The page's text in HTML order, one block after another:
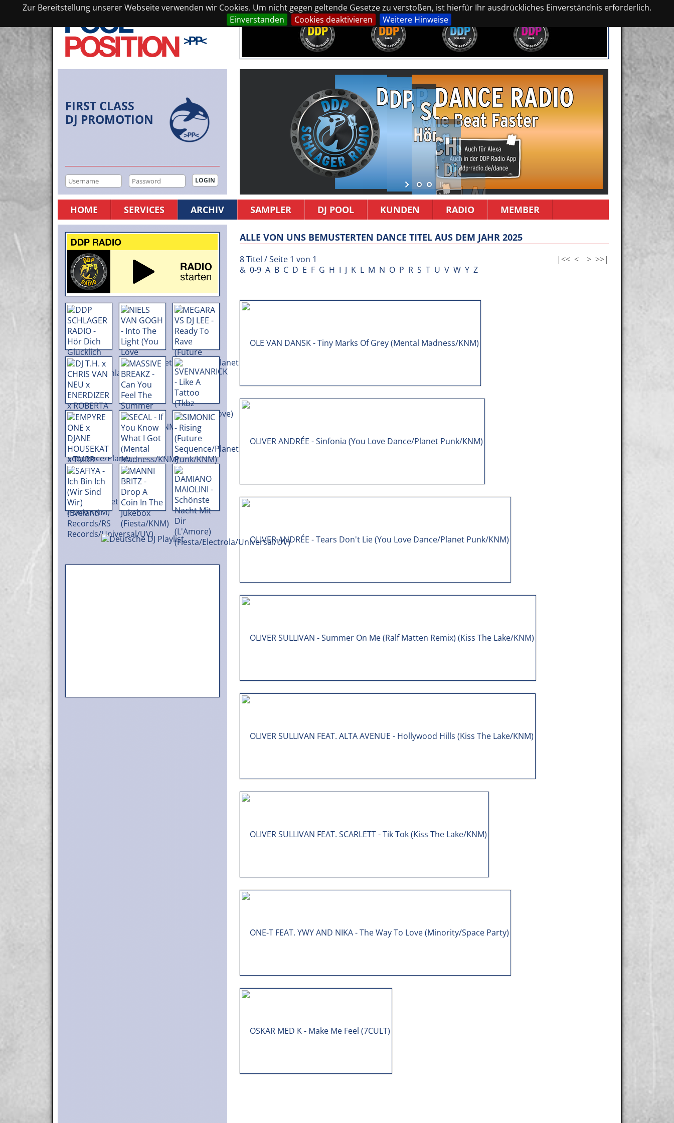
Zur Bereitstellung unserer Webseite verwenden wir Cookies. Um nicht gegen geltende Gesetze zu verstoßen, ist hierfür Ihr ausdrückliches Einverständnis erforderlich.
Einverstanden
Cookies deaktivieren Weitere Hinweise
FIRST CLASS
DJ PROMOTION
HOME SERVICES ARCHIV SAMPLER DJ POOL KUNDEN RADIO MEMBER
ALLE VON UNS BEMUSTERTEN DANCE TITEL AUS DEM JAHR 2025
8 Titel / Seite 1 von 1 |<< < > >>|
& 0-9 A B C D E F G H I J K L M N O P R S T U V W Y Z